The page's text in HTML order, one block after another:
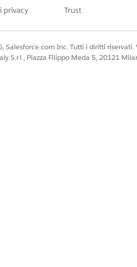
privacy
Trust
Salesforce.com Inc. Tutti i diritti
S.r.l., Piazza Filippo Meda 5, 20121